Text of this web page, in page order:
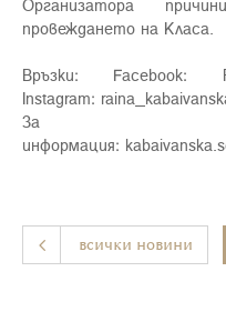
Организатора
провеждането на Класа.
Връзки: Facebook:
Instagram:
За
информация:
всички новини